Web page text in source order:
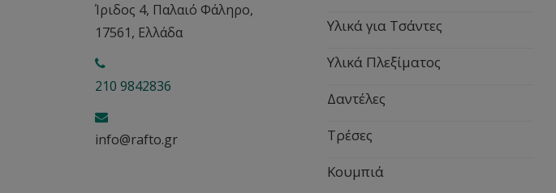
Ίριδος 4, Παλαιό Φάληρο,
17561, Ελλάδα
210 9842836
info@rafto.gr
Υλικά για Τσάντες
Υλικά Πλεξίματος
Δαντέλες
Τρέσες
Κουμπιά